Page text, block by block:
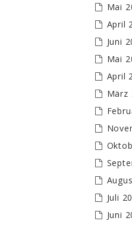
Mai
April
Juni
Mai
April
März
Juli
Juni